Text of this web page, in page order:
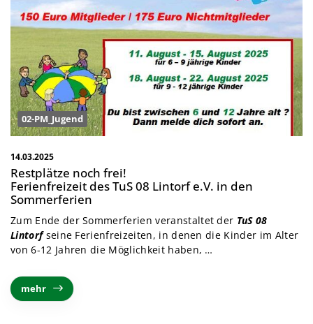
02-PM_Jugend
14.03.2025
Restplätze noch frei!
Ferienfreizeit des TuS 08 Lintorf e.V. in den
Sommerferien
Zum Ende der Sommerferien veranstaltet der TuS 08
Lintorfseine Ferienfreizeiten, in denen die Kinder im Alter
von 6-12 Jahren die Möglichkeit haben, …
mehr